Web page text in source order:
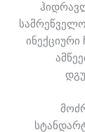
ინექციური